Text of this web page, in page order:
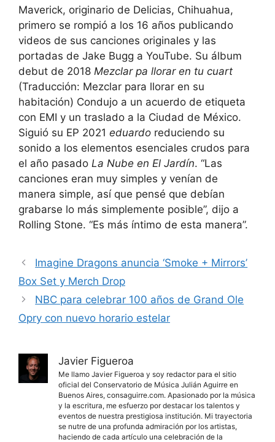
Maverick, originario de Delicias, Chihuahua,
primero se rompió a los 16 años publicando
videos de sus canciones originales y las
portadas de Jake Bugg a YouTube. Su álbum
debut de 2018 Mezclar pa llorar en tu cuart
(Traducción: Mezclar para llorar en su
habitación) Condujo a un acuerdo de etiqueta
con EMI y un traslado a la Ciudad de México.
Siguió su EP 2021 eduardo reduciendo su
sonido a los elementos esenciales crudos para
el año pasado La Nube en El Jardín. “Las
canciones eran muy simples y venían de
manera simple, así que pensé que debían
grabarse lo más simplemente posible”, dijo a
Rolling Stone. “Es más íntimo de esta manera”.
Imagine Dragons anuncia ‘Smoke + Mirrors’
Box Set y Merch Drop
NBC para celebrar 100 años de Grand Ole
Opry con nuevo horario estelar
Javier Figueroa
Me llamo Javier Figueroa y soy redactor para el sitio
oficial del Conservatorio de Música Julián Aguirre en
Buenos Aires, consaguirre.com. Apasionado por la música
y la escritura, me esfuerzo por destacar los talentos y
eventos de nuestra prestigiosa institución. Mi trayectoria
se nutre de una profunda admiración por los artistas,
haciendo de cada artículo una celebración de la